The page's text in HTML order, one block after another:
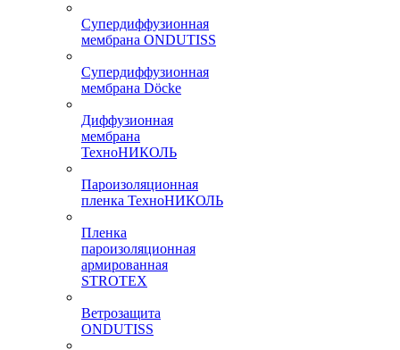
Супердиффузионная
мембрана ONDUTISS
Супердиффузионная
мембрана Döcke
Диффузионная
мембрана
ТехноНИКОЛЬ
Пароизоляционная
пленка ТехноНИКОЛЬ
Пленка
пароизоляционная
армированная
STROTEX
Ветрозащита
ONDUTISS